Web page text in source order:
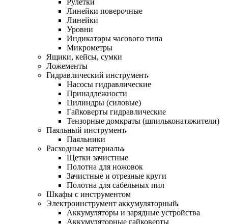
Рулетки
Линейки поверочные
Линейки
Уровни
Индикаторы часового типа
Микрометры
Ящики, кейсы, сумки
Ложементы
Гидравлический инструмент
Насосы гидравлические
Принадлежности
Цилиндры (силовые)
Гайковерты гидравлические
Тензорные домкраты (шпильконатяжители)
Паяльный инструмент
Паяльники
Расходные материалы
Щетки зачистные
Полотна для ножовок
Зачистные и отрезные круги
Полотна для сабельных пил
Шкафы с инструментом
Электроинструмент аккумуляторный
Аккумуляторы и зарядные устройства
Аккумуляторные гайковерты